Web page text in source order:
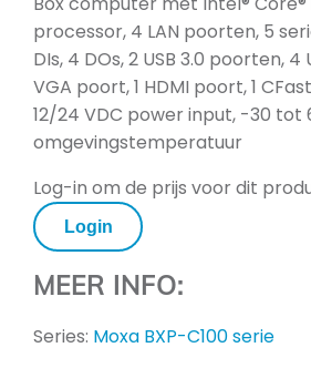
processor, 4 LAN poorten, 5
DIs, 4 DOs, 2 USB 3.0 poorten, 4
VGA poort, 1 HDMI poort, 1
12/24 VDC power input, -30 tot
omgevingstemperatuur
Log-in om de prijs voor dit
Login
MEER INFO:
Series: Moxa BXP-C100 serie